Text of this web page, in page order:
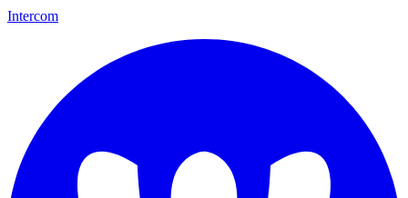
Intercom